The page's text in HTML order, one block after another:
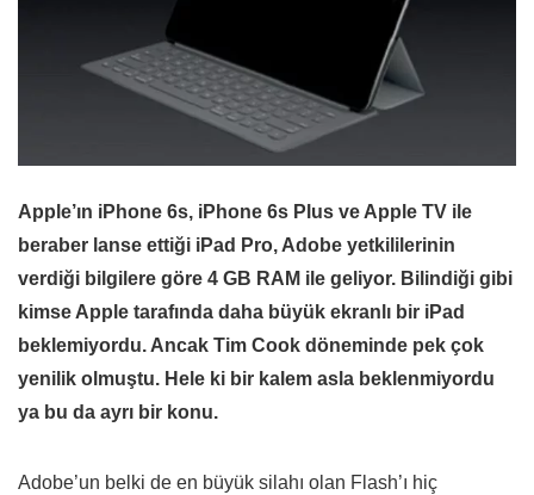
Apple’ın iPhone 6s, iPhone 6s Plus ve Apple TV ile
beraber lanse ettiği iPad Pro, Adobe yetkililerinin
verdiği bilgilere göre 4 GB RAM ile geliyor. Bilindiği gibi
kimse Apple tarafında daha büyük ekranlı bir iPad
beklemiyordu. Ancak Tim Cook döneminde pek çok
yenilik olmuştu. Hele ki bir kalem asla beklenmiyordu
ya bu da ayrı bir konu.
Adobe’un belki de en büyük silahı olan Flash’ı hiç